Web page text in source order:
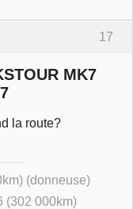
17
MK7
la route?
(donneuse)
(302 000km)